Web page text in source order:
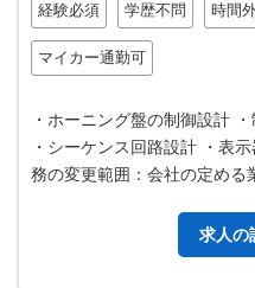
経験必須 学歴不問 時間
マイカー通勤可
・ホーニング盤の制御設計
・シーケンス回路設計 ・表
務の変更範囲：会社の定める
求人の